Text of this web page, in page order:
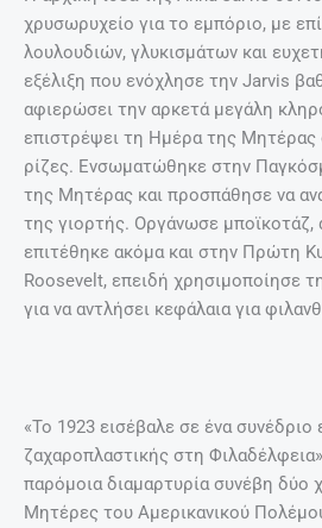
χρυσωρυχείο για το εμπόριο, με
λουλουδιών, γλυκισμάτων και
εξέλιξη που ενόχλησε την Jarvis
αφιερώσει την αρκετά μεγάλη
επιστρέψει τη Ημέρα της Μητέρας
ρίζες. Ενσωματώθηκε στην
της Μητέρας και προσπάθησε να
της γιορτής. Οργάνωσε μποϊκοτάζ,
επιτέθηκε ακόμα και στην Πρώτη
Roosevelt, επειδή χρησιμοποίησε
για να αντλήσει κεφάλαια για
«Το 1923 εισέβαλε σε ένα
ζαχαροπλαστικής στη
παρόμοια διαμαρτυρία συνέβη δύο
Μητέρες του Αμερικανικού